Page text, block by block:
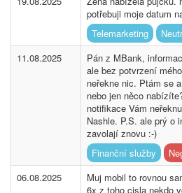
potřebuji moje datum
Telemarketing
11.08.2025
Pán z MBank,
ale bez potvrzení
neřekne nic. Ptám se
nebo jen něco
notifikace Vám
Nashle. P.S. ale prý o
zavolají znovu :-)
Finanční služby
06.08.2025
Muj mobil to rovnou
6x z toho cisla nekdo